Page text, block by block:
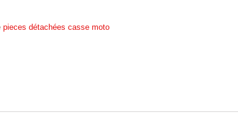
pieces détachées casse moto